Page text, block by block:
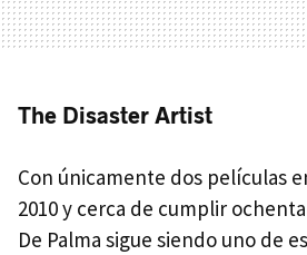
The Disaster Artist
Con únicamente dos películas
2010 y cerca de cumplir
De Palma sigue siendo uno de